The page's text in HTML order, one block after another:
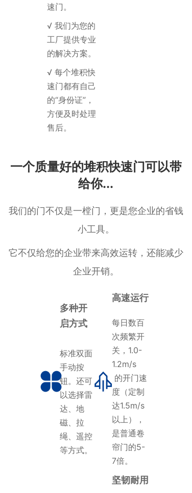
速门。
√ 我们为您的
工厂提供专业
的解决方案。
√ 每个堆积快
速门都有自己
的“身份证”，
方便及时处理
售后。
一个质量好的堆积快速门可以带
给你...
我们的门不仅是一樘门，更是您企业的省钱
小工具。
它不仅给您的企业带来高效运转，还能减少
企业开销。
多种开
启方式
标准双面
手动按
钮。还可
以选择雷
达、地
磁、拉
绳、遥控
等方式。
高速运行
每日数百
次频繁开
关，1.0-
1.2m/s
的开门速
度（定制
达1.5m/s
以上），
是普通卷
帘门的5-
7倍。
坚韧耐用